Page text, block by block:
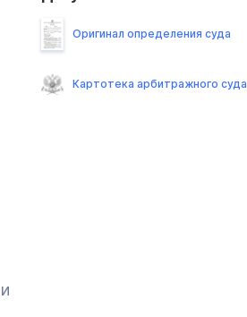
Оригинал определения суда
Картотека арбитражного суда